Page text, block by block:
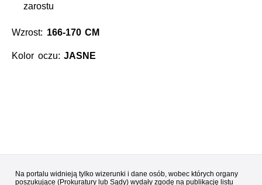
zarostu
Wzrost: 166-170 CM
Kolor oczu:JASNE
Na portalu widnieją tylko wizerunki i dane osób, wobec których organy
poszukujące (Prokuratury lub Sądy) wydały zgodę na publikację listu